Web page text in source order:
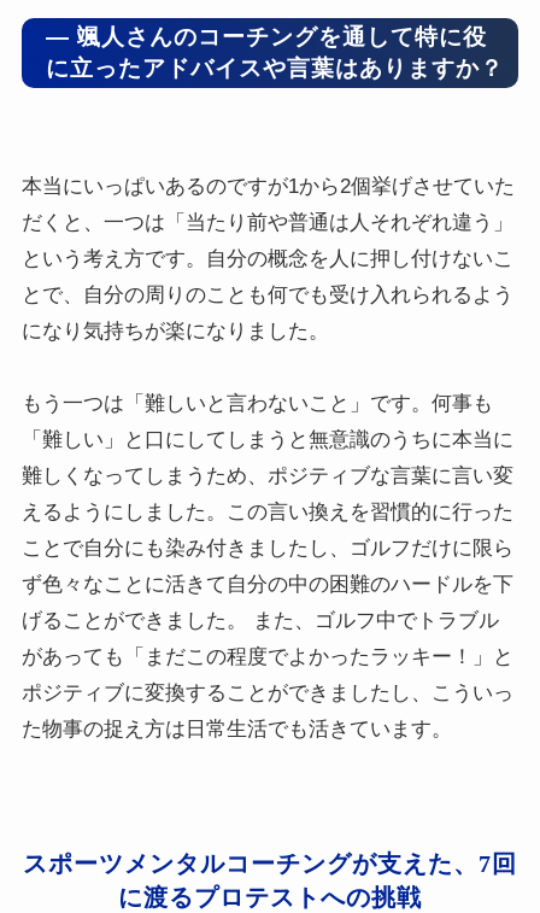
― 颯人さんのコーチングを通して特に役
に立ったアドバイスや言葉はありますか？
本当にいっぱいあるのですが1から2個挙げさせていた
だくと、一つは「当たり前や普通は人それぞれ違う」
という考え方です。自分の概念を人に押し付けないこ
とで、自分の周りのことも何でも受け入れられるよう
になり気持ちが楽になりました。
もう一つは「難しいと言わないこと」です。何事も
「難しい」と口にしてしまうと無意識のうちに本当に
難しくなってしまうため、ポジティブな言葉に言い変
えるようにしました。この言い換えを習慣的に行った
ことで自分にも染み付きましたし、ゴルフだけに限ら
ず色々なことに活きて自分の中の困難のハードルを下
げることができました。 また、ゴルフ中でトラブル
があっても「まだこの程度でよかったラッキー！」と
ポジティブに変換することができましたし、こういっ
た物事の捉え方は日常生活でも活きています。
スポーツメンタルコーチングが支えた、7回
に渡るプロテストへの挑戦